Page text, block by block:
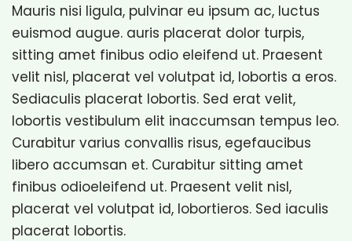
Mauris nisi ligula, pulvinar eu ipsum ac, luctus
euismod augue. auris placerat dolor turpis,
sitting amet finibus odio eleifend ut. Praesent
velit nisl, placerat vel volutpat id, lobortis a eros.
Sediaculis placerat lobortis. Sed erat velit,
lobortis vestibulum elit inaccumsan tempus leo.
Curabitur varius convallis risus, egefaucibus
libero accumsan et. Curabitur sitting amet
finibus odioeleifend ut. Praesent velit nisl,
placerat vel volutpat id, lobortieros. Sed iaculis
placerat lobortis.